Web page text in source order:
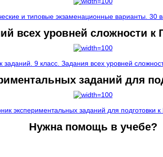
и типовые экзаменационные варианты. 30
всех уровней сложности к
9 класс. Задания всех уровней
заданий для
экспериментальных заданий для подготовки
Нужна помощь в учебе?